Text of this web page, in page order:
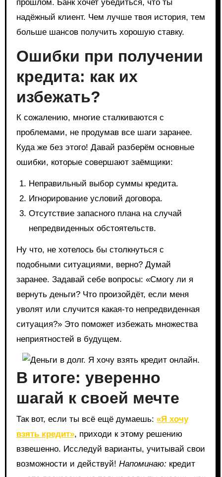
прошлом. Банк хочет убедиться, что ты
надёжный клиент. Чем лучше твоя история, тем
больше шансов получить хорошую ставку.
Ошибки при получении
кредита: как их
избежать?
К сожалению, многие сталкиваются с
проблемами, не продумав все шаги заранее.
Куда же без этого! Давай разберём основные
ошибки, которые совершают заёмщики:
Неправильный выбор суммы кредита.
Игнорирование условий договора.
Отсутствие запасного плана на случай
непредвиденных обстоятельств.
Ну что, не хотелось бы столкнуться с
подобными ситуациями, верно? Думай
заранее. Задавай себе вопросы: «Смогу ли я
вернуть деньги? Что произойдёт, если меня
уволят или случится какая-то непредвиденная
ситуация?» Это поможет избежать множества
неприятностей в будущем.
В итоге: уверенно
шагай к своей мечте
Так вот, если ты всё ещё думаешь: «Я хочу
взять кредит», приходи к этому решению
взвешенно. Исследуй варианты, учитывай свои
возможности и действуй! Напоминаю: кредит